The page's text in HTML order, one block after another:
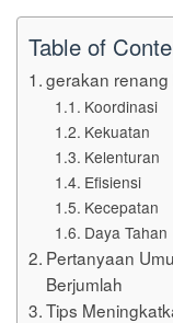
Table of
gerakan renang
Koordinasi
Kekuatan
Kelenturan
Efisiensi
Kecepatan
Daya Tahan
Pertanyaan
Berjumlah
Tips